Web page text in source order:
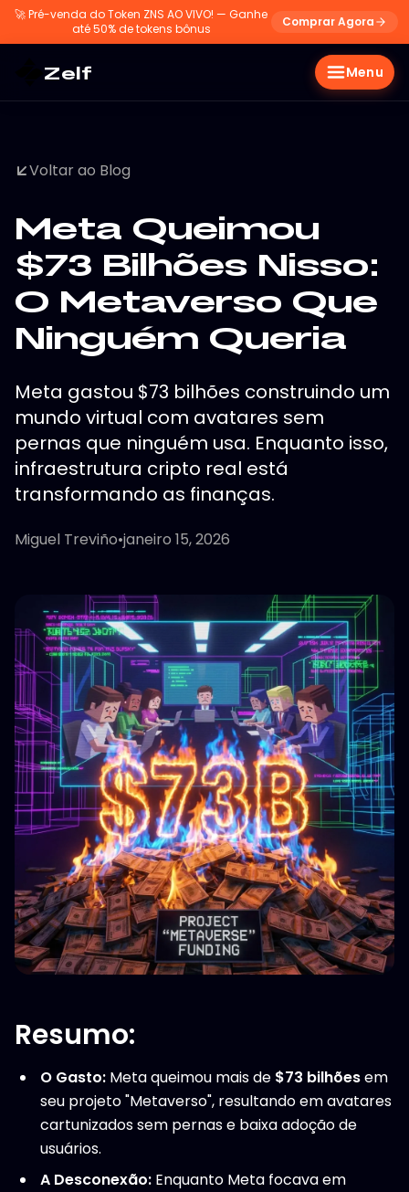
🚀Pré-venda do Token ZNS AO VIVO! — Ganhe
até 50% de tokens bônus
Comprar Agora
Zelf Menu
Voltar ao Blog
Meta Queimou
$73 Bilhões Nisso:
O Metaverso Que
Ninguém Queria
Meta gastou $73 bilhões construindo um
mundo virtual com avatares sem
pernas que ninguém usa. Enquanto isso,
infraestrutura cripto real está
transformando as finanças.
Miguel Treviño•janeiro 15, 2026
Resumo:
O Gasto: Meta queimou mais de $73 bilhõesem
seu projeto "Metaverso", resultando em avatares
cartunizados sem pernas e baixa adoção de
usuários.
A Desconexão: Enquanto Meta focava em